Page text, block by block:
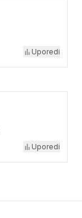
Uporedi
Uporedi